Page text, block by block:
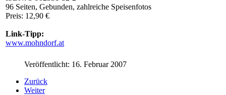
96 Seiten, Gebunden, zahlreiche Speisenfotos
Preis: 12,90 €
Link-Tipp:
www.mohndorf.at
Veröffentlicht: 16. Februar 2007
Zurück
Weiter